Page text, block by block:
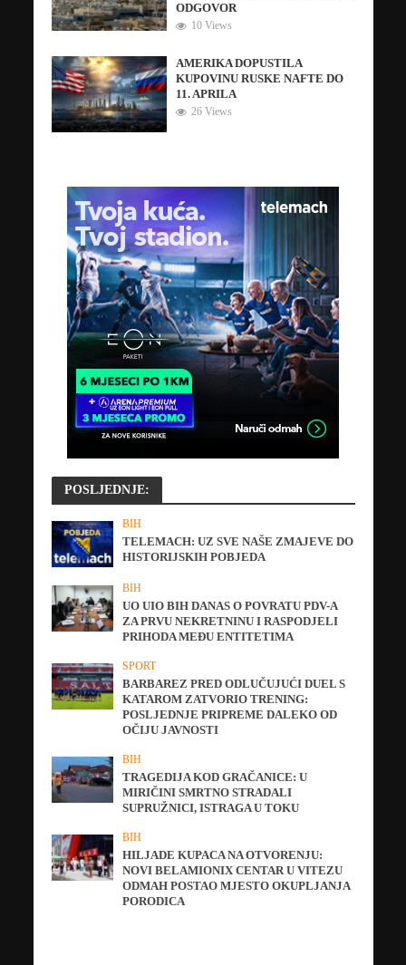
ODGOVOR
10 Views
AMERIKA DOPUSTILA
KUPOVINU RUSKE NAFTE DO
11. APRILA
26 Views
POSLJEDNJE:
BIH
TELEMACH: UZ SVE NAŠE ZMAJEVE DO
HISTORIJSKIH POBJEDA
BIH
UO UIO BIH DANAS O POVRATU PDV-A
ZA PRVU NEKRETNINU I RASPODJELI
PRIHODA MEĐU ENTITETIMA
SPORT
BARBAREZ PRED ODLUČUJUĆI DUEL S
KATAROM ZATVORIO TRENING:
POSLJEDNJE PRIPREME DALEKO OD
OČIJU JAVNOSTI
BIH
TRAGEDIJA KOD GRAČANICE: U
MIRIČINI SMRTNO STRADALI
SUPRUŽNICI, ISTRAGA U TOKU
BIH
HILJADE KUPACA NA OTVORENJU:
NOVI BELAMIONIX CENTAR U VITEZU
ODMAH POSTAO MJESTO OKUPLJANJA
PORODICA